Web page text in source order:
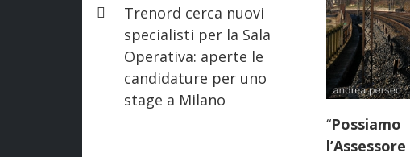
Trenord cerca nuovi
specialisti per la Sala
Operativa: aperte le
candidature per uno
stage a Milano
“